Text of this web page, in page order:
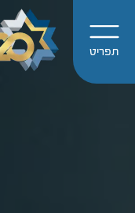
תפריט